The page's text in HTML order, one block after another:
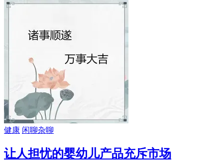
健康 闲聊杂聊
让人担忧的婴幼儿产品充斥市场